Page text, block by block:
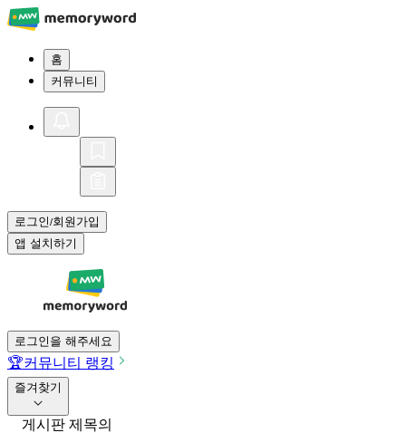
홈
커뮤니티
로그인/회원가입
앱 설치하기
로그인을 해주세요
🏆커뮤니티 랭킹
즐겨찾기
게시판 제목의